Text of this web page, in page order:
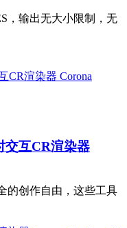
，输出无大小限制，无
交互CR渲染器
的创作自由，这些工具